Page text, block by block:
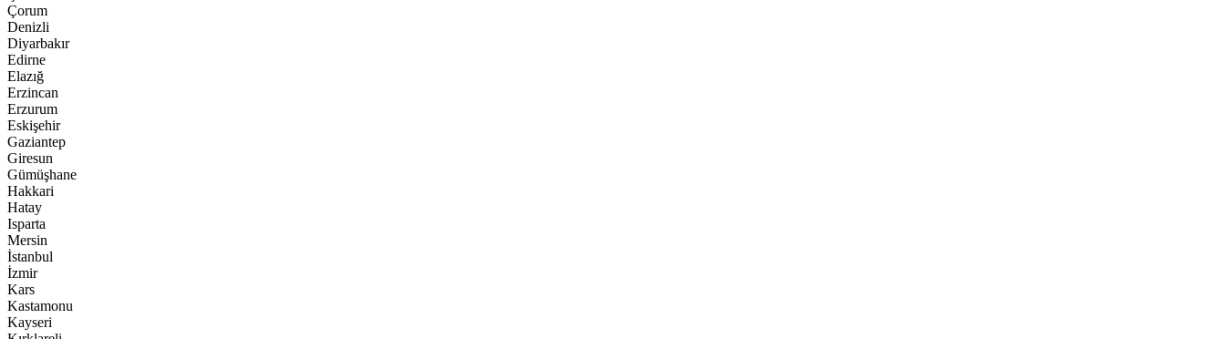
Çorum
Denizli
Diyarbakır
Edirne
Elazığ
Erzincan
Erzurum
Eskişehir
Gaziantep
Giresun
Gümüşhane
Hakkari
Hatay
Isparta
Mersin
İstanbul
İzmir
Kars
Kastamonu
Kayseri